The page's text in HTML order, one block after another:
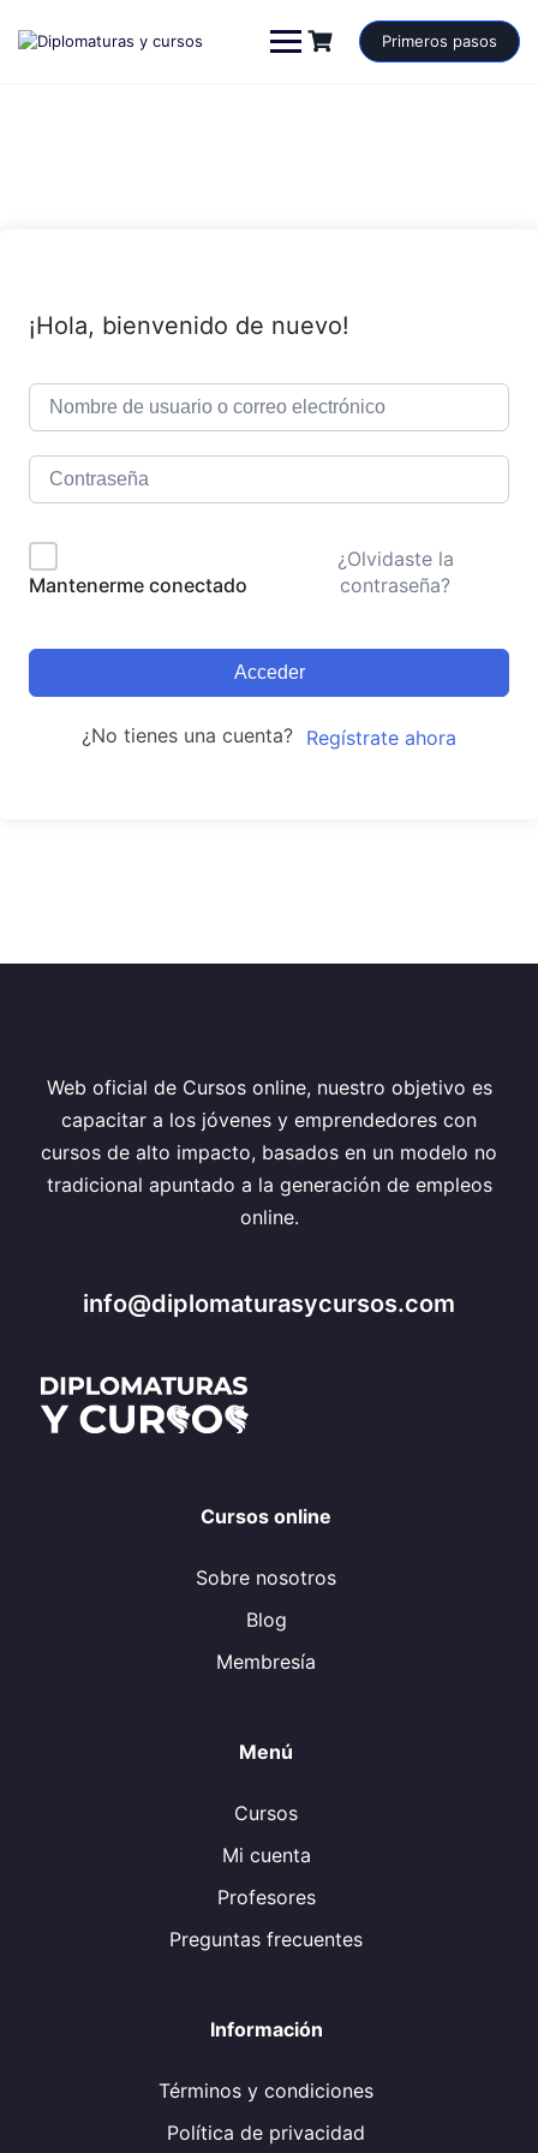
contenido
Primeros pasos
¡Hola, bienvenido de nuevo!
Mantenerme conectado
¿Olvidaste la
contraseña?
Acceder
¿No tienes una cuenta? Regístrate ahora
Web oficial de Cursos online, nuestro objetivo es
capacitar a los jóvenes y emprendedores con
cursos de alto impacto, basados en un modelo no
tradicional apuntado a la generación de empleos
online.
info@diplomaturasycursos.com
Cursos online
Sobre nosotros
Blog
Membresía
Menú
Cursos
Mi cuenta
Profesores
Preguntas frecuentes
Información
Términos y condiciones
Política de privacidad